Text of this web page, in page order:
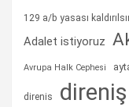
129 a/b yasası
Adalet istiyoruz
Avrupa Halk Cephesi
direnis direniş